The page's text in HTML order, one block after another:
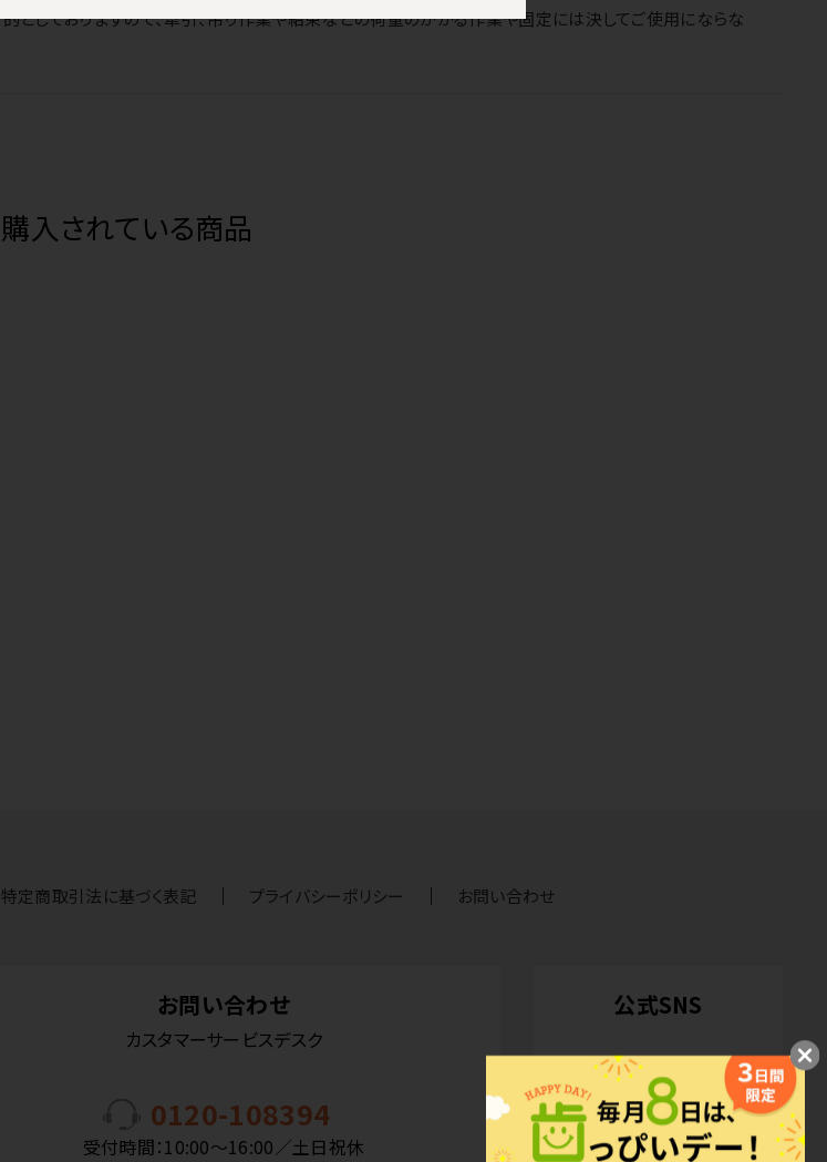
しておりますので、牽引、吊り作業や結束などの荷重のかかる作業や固定には決してご使用にならな
入されている商品
特定商取引法に基づく表記 プライバシーポリシー お問い合わせ
お問い合わせ
カスタマーサービスデスク
0120-108394
受付時間：10:00〜16:00／土日祝休
公式SNS